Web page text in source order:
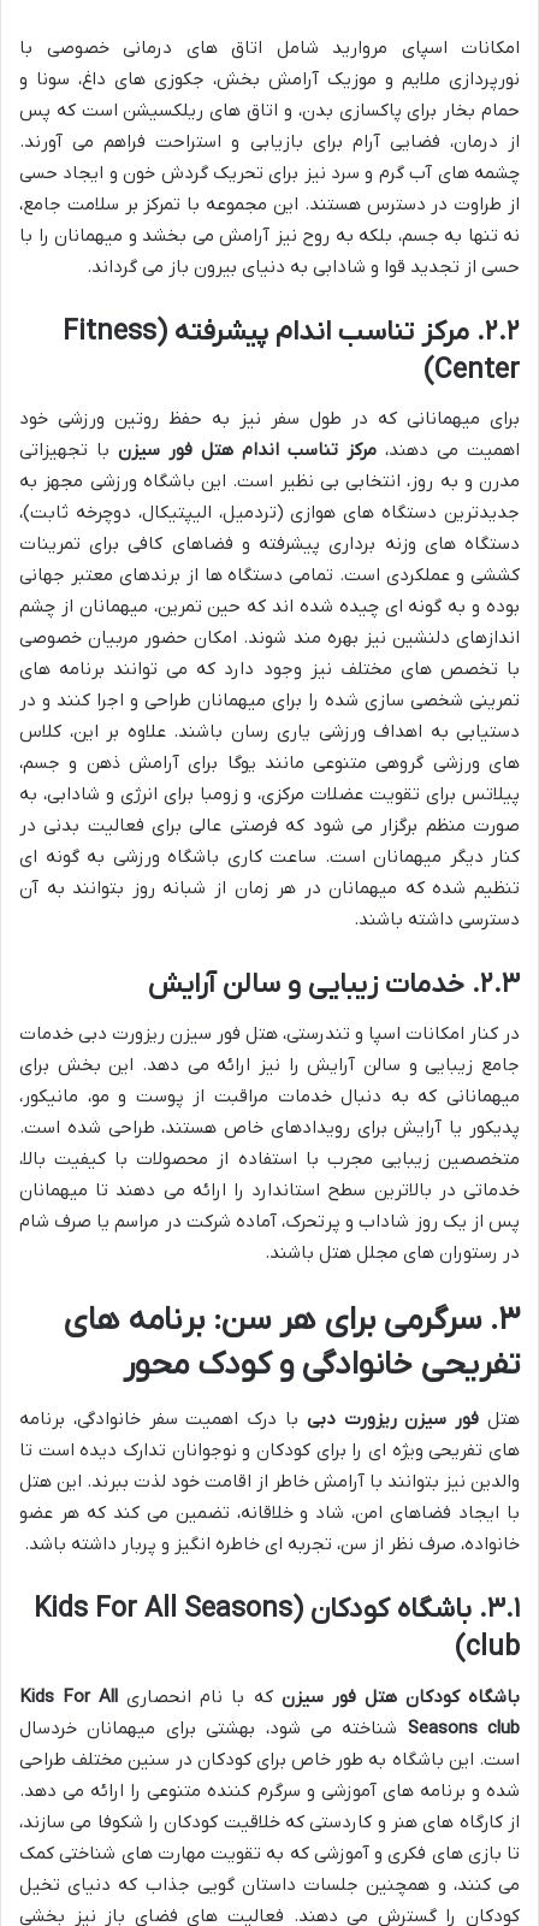
امکانات اسپای مروارید شامل اتاق های درمانی خصوصی با
نورپردازی ملایم و موزیک آرامش بخش، جکوزی های داغ، سونا و
حمام بخار برای پاکسازی بدن، و اتاق های ریلکسیشن است که پس
از درمان، فضایی آرام برای بازیابی و استراحت فراهم می آورند.
چشمه های آب گرم و سرد نیز برای تحریک گردش خون و ایجاد حسی
از طراوت در دسترس هستند. این مجموعه با تمرکز بر سلامت جامع،
نه تنها به جسم، بلکه به روح نیز آرامش می بخشد و میهمانان را با
حسی از تجدید قوا و شادابی به دنیای بیرون باز می گرداند.
۲.۲. مرکز تناسب اندام پیشرفته (Fitness
Center)
برای میهمانانی که در طول سفر نیز به حفظ روتین ورزشی خود
اهمیت می دهند، مرکز تناسب اندام هتل فور سیزن با تجهیزاتی
مدرن و به روز، انتخابی بی نظیر است. این باشگاه ورزشی مجهز به
جدیدترین دستگاه های هوازی (تردمیل، الیپتیکال، دوچرخه ثابت)،
دستگاه های وزنه برداری پیشرفته و فضاهای کافی برای تمرینات
کششی و عملکردی است. تمامی دستگاه ها از برندهای معتبر جهانی
بوده و به گونه ای چیده شده اند که حین تمرین، میهمانان از چشم
اندازهای دلنشین نیز بهره مند شوند. امکان حضور مربیان خصوصی
با تخصص های مختلف نیز وجود دارد که می توانند برنامه های
تمرینی شخصی سازی شده را برای میهمانان طراحی و اجرا کنند و در
دستیابی به اهداف ورزشی یاری رسان باشند. علاوه بر این، کلاس
های ورزشی گروهی متنوعی مانند یوگا برای آرامش ذهن و جسم،
پیلاتس برای تقویت عضلات مرکزی، و زومبا برای انرژی و شادابی، به
صورت منظم برگزار می شود که فرصتی عالی برای فعالیت بدنی در
کنار دیگر میهمانان است. ساعت کاری باشگاه ورزشی به گونه ای
تنظیم شده که میهمانان در هر زمان از شبانه روز بتوانند به آن
دسترسی داشته باشند.
۲.۳. خدمات زیبایی و سالن آرایش
در کنار امکانات اسپا و تندرستی، هتل فور سیزن ریزورت دبی خدمات
جامع زیبایی و سالن آرایش را نیز ارائه می دهد. این بخش برای
میهمانانی که به دنبال خدمات مراقبت از پوست و مو، مانیکور،
پدیکور یا آرایش برای رویدادهای خاص هستند، طراحی شده است.
متخصصین زیبایی مجرب با استفاده از محصولات با کیفیت بالا،
خدماتی در بالاترین سطح استاندارد را ارائه می دهند تا میهمانان
پس از یک روز شاداب و پرتحرک، آماده شرکت در مراسم یا صرف شام
در رستوران های مجلل هتل باشند.
۳. سرگرمی برای هر سن: برنامه های
تفریحی خانوادگی و کودک محور
هتل فور سیزن ریزورت دبی با درک اهمیت سفر خانوادگی، برنامه
های تفریحی ویژه ای را برای کودکان و نوجوانان تدارک دیده است تا
والدین نیز بتوانند با آرامش خاطر از اقامت خود لذت ببرند. این هتل
با ایجاد فضاهای امن، شاد و خلاقانه، تضمین می کند که هر عضو
خانواده، صرف نظر از سن، تجربه ای خاطره انگیز و پربار داشته باشد.
۳.۱. باشگاه کودکان (Kids For All Seasons
club)
باشگاه کودکان هتل فور سیزن که با نام انحصاری Kids For All
Seasons club شناخته می شود، بهشتی برای میهمانان خردسال
است. این باشگاه به طور خاص برای کودکان در سنین مختلف طراحی
شده و برنامه های آموزشی و سرگرم کننده متنوعی را ارائه می دهد.
از کارگاه های هنر و کاردستی که خلاقیت کودکان را شکوفا می سازند،
تا بازی های فکری و آموزشی که به تقویت مهارت های شناختی کمک
می کنند، و همچنین جلسات داستان گویی جذاب که دنیای تخیل
کودکان را گسترش می دهند. فعالیت های فضای باز نیز بخشی